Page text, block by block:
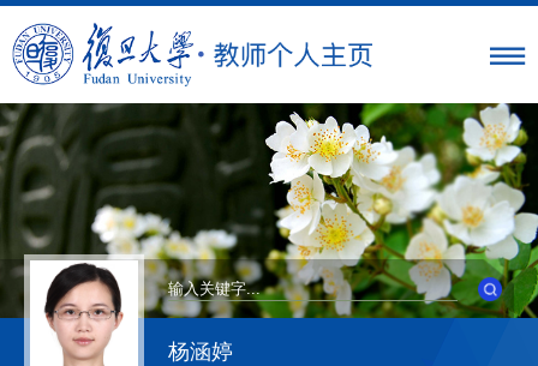
杨涵婷